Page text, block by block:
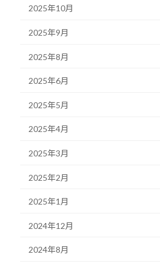
2025年10月
2025年9月
2025年8月
2025年6月
2025年5月
2025年4月
2025年3月
2025年2月
2025年1月
2024年12月
2024年8月